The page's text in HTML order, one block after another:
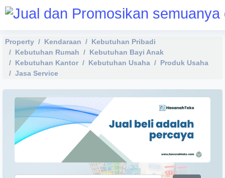
Property Kendaraan
Kebutuhan Pribadi
Kebutuhan Rumah
Kebutuhan Bayi Anak
Kebutuhan Kantor
Kebutuhan Usaha
Produk Usaha
Jasa Service